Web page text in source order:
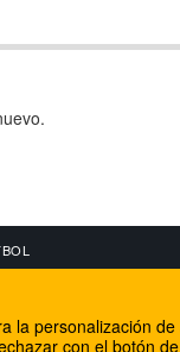
personalización
con el botón